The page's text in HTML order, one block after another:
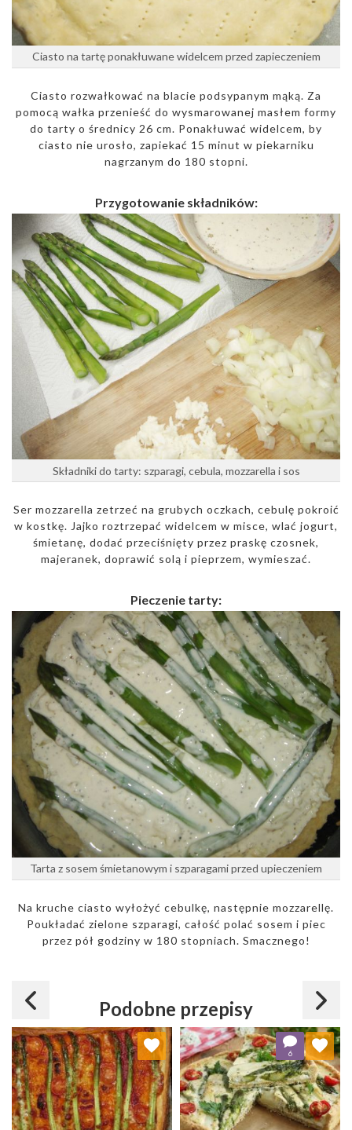
Ciasto na tartę ponakłuwane widelcem przed zapieczeniem
Ciasto rozwałkować na blacie podsypanym mąką. Za
pomocą wałka przenieść do wysmarowanej masłem formy
do tarty o średnicy 26 cm. Ponakłuwać widelcem, by
ciasto nie urosło, zapiekać 15 minut w piekarniku
nagrzanym do 180 stopni.
Przygotowanie składników:
Składniki do tarty: szparagi, cebula, mozzarella i sos
Ser mozzarella zetrzeć na grubych oczkach, cebulę pokroić
w kostkę. Jajko roztrzepać widelcem w misce, wlać jogurt,
śmietanę, dodać przeciśnięty przez praskę czosnek,
majeranek, doprawić solą i pieprzem, wymieszać.
Pieczenie tarty:
Tarta z sosem śmietanowym i szparagami przed upieczeniem
Na kruche ciasto wyłożyć cebulkę, następnie mozzarellę.
Poukładać zielone szparagi, całość polać sosem i piec
przez pół godziny w 180 stopniach. Smacznego!
Podobne przepisy
Dodaj do ulubionych
Wybierz listę:
6
Dodaj do ulubionych
Wybierz listę: